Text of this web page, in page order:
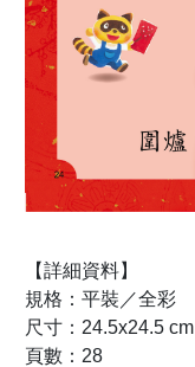
【詳細資料】
規格：平裝／全彩
尺寸：24.5x24.5 cm
頁數：28